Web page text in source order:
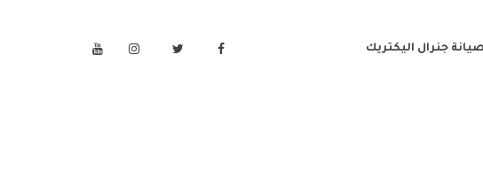
جنرال اليكتريك